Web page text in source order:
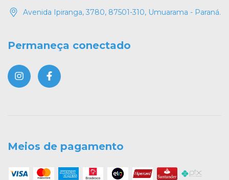
Avenida Ipiranga, 3780, 87501-310, Umuarama - Paraná.
Permaneça conectado
Meios de pagamento